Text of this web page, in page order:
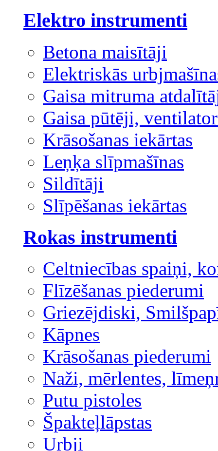
Elektro instrumenti
Betona maisītāji
Elektriskās
Gaisa mitruma
Gaisa pūtēji,
Krāsošanas iekārtas
Leņķa slīpmašīnas
Sildītāji
Slīpēšanas iekārtas
Rokas instrumenti
Celtniecības spaiņi,
Flīzēšanas piederumi
Griezējdiski,
Kāpnes
Krāsošanas piederumi
Naži, mērlentes,
Putu pistoles
Špakteļlāpstas
Urbji